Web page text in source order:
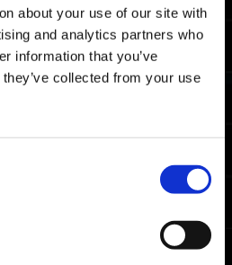
about your use of our site with
and analytics partners who
information that you’ve
collected from your use
Selvagem pelo menos
Prêmio
disponível